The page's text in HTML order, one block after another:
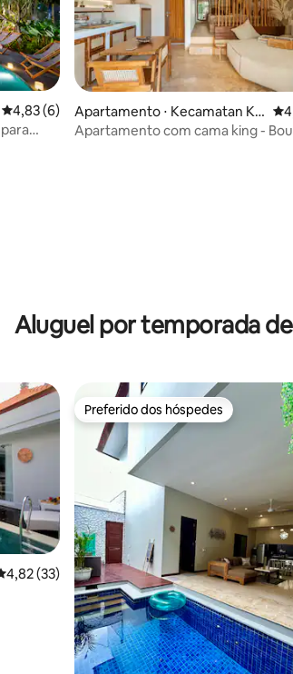
4,83 de uma avaliação média de 5, 6 avaliações
4,83 (6)
Apartamento ⋅ Kecamatan Ku
ta Selatan
Apartamento com cama king -
Aluguel por temporada
de uma avaliação média de 5, 33 avaliações
4,82 (33)
Preferido dos hóspedes
Preferido dos hóspedes